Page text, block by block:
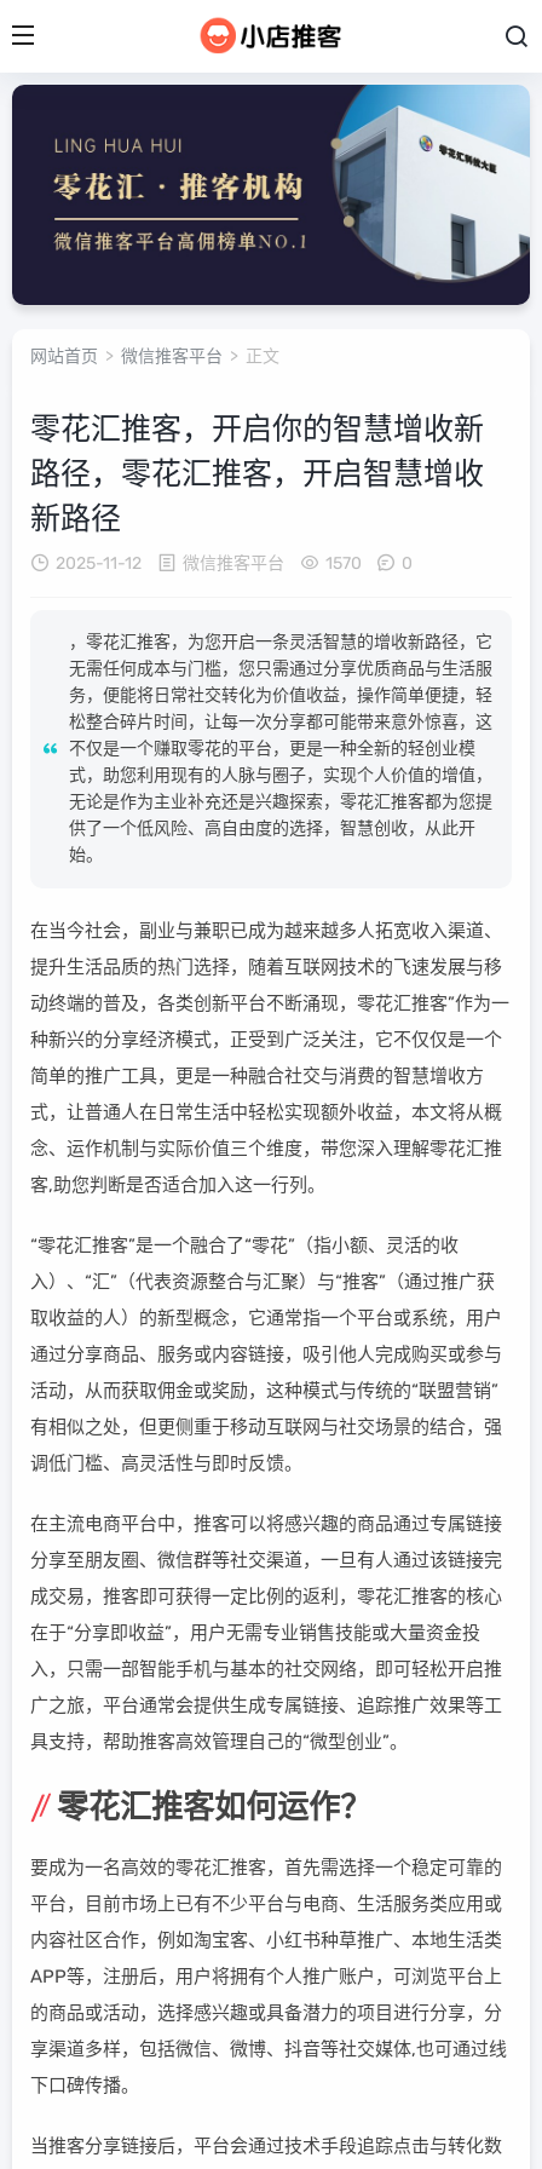
网站首页 > 微信推客平台 > 正文
零花汇推客，开启你的智慧增收新
路径，零花汇推客，开启智慧增收
新路径
2025-11-12 微信推客平台 1570 0
，零花汇推客，为您开启一条灵活智慧的增收新路径，它
无需任何成本与门槛，您只需通过分享优质商品与生活服
务，便能将日常社交转化为价值收益，操作简单便捷，轻
松整合碎片时间，让每一次分享都可能带来意外惊喜，这
不仅是一个赚取零花的平台，更是一种全新的轻创业模
式，助您利用现有的人脉与圈子，实现个人价值的增值，
无论是作为主业补充还是兴趣探索，零花汇推客都为您提
供了一个低风险、高自由度的选择，智慧创收，从此开
始。
在当今社会，副业与兼职已成为越来越多人拓宽收入渠道、
提升生活品质的热门选择，随着互联网技术的飞速发展与移
动终端的普及，各类创新平台不断涌现，零花汇推客”作为一
种新兴的分享经济模式，正受到广泛关注，它不仅仅是一个
简单的推广工具，更是一种融合社交与消费的智慧增收方
式，让普通人在日常生活中轻松实现额外收益，本文将从概
念、运作机制与实际价值三个维度，带您深入理解零花汇推
客,助您判断是否适合加入这一行列。
“零花汇推客”是一个融合了“零花”（指小额、灵活的收
入）、“汇”（代表资源整合与汇聚）与“推客”（通过推广获
取收益的人）的新型概念，它通常指一个平台或系统，用户
通过分享商品、服务或内容链接，吸引他人完成购买或参与
活动，从而获取佣金或奖励，这种模式与传统的“联盟营销”
有相似之处，但更侧重于移动互联网与社交场景的结合，强
调低门槛、高灵活性与即时反馈。
在主流电商平台中，推客可以将感兴趣的商品通过专属链接
分享至朋友圈、微信群等社交渠道，一旦有人通过该链接完
成交易，推客即可获得一定比例的返利，零花汇推客的核心
在于“分享即收益”，用户无需专业销售技能或大量资金投
入，只需一部智能手机与基本的社交网络，即可轻松开启推
广之旅，平台通常会提供生成专属链接、追踪推广效果等工
具支持，帮助推客高效管理自己的“微型创业”。
零花汇推客如何运作？
要成为一名高效的零花汇推客，首先需选择一个稳定可靠的
平台，目前市场上已有不少平台与电商、生活服务类应用或
内容社区合作，例如淘宝客、小红书种草推广、本地生活类
APP等，注册后，用户将拥有个人推广账户，可浏览平台上
的商品或活动，选择感兴趣或具备潜力的项目进行分享，分
享渠道多样，包括微信、微博、抖音等社交媒体,也可通过线
下口碑传播。
当推客分享链接后，平台会通过技术手段追踪点击与转化数